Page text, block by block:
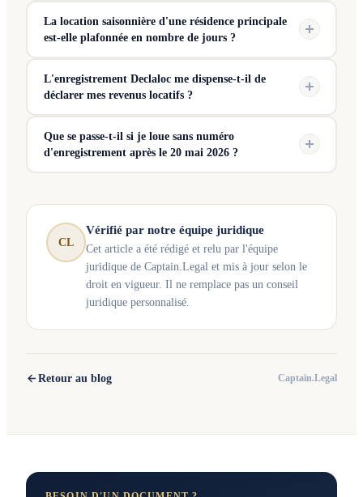
La location saisonnière d'une résidence principale
est-elle plafonnée en nombre de jours ?
L'enregistrement Declaloc me dispense-t-il de
déclarer mes revenus locatifs ?
Que se passe-t-il si je loue sans numéro
d'enregistrement après le 20 mai 2026 ?
CL
Vérifié par notre équipe juridique
Cet article a été rédigé et relu par l'équipe
juridique de Captain.Legal et mis à jour selon le
droit en vigueur. Il ne remplace pas un conseil
juridique personnalisé.
Retour au blog Captain.Legal